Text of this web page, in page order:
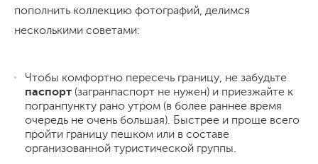
пополнить коллекцию фотографий, делимся
несколькими советами:
Чтобы комфортно пересечь границу, не забудьте
паспорт (загранпаспорт не нужен) и приезжайте к
погранпункту рано утром (в более раннее время
очередь не очень большая). Быстрее и проще всего
пройти границу пешком или в составе
организованной туристической группы.